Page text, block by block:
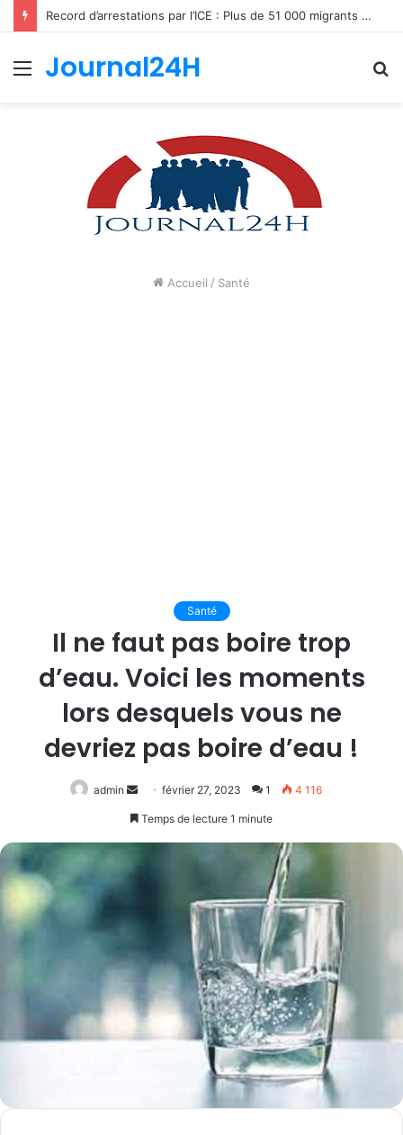
Record d’arrestations par l’ICE : Plus de 51 000 migrants interpellés en un mois aux États-Unis
Menu
Journal24H
Accueil / Santé
Santé
Il ne faut pas boire trop
d’eau. Voici les moments
lors desquels vous ne
devriez pas boire d’eau !
admin
Envoyer
un
février 27, 2023 1 4 116
Temps de lecture 1 minute